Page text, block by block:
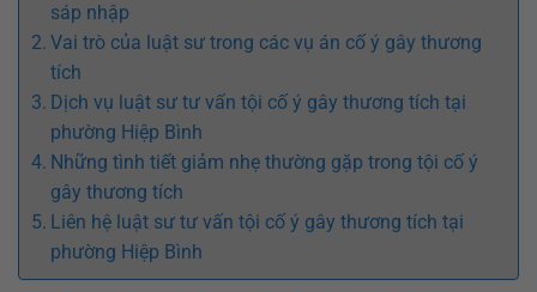
sáp nhập
Vai trò của luật sư trong các vụ án cố ý gây thương
tích
Dịch vụ luật sư tư vấn tội cố ý gây thương tích tại
phường Hiệp Bình
Những tình tiết giảm nhẹ thường gặp trong tội cố ý
gây thương tích
Liên hệ luật sư tư vấn tội cố ý gây thương tích tại
phường Hiệp Bình